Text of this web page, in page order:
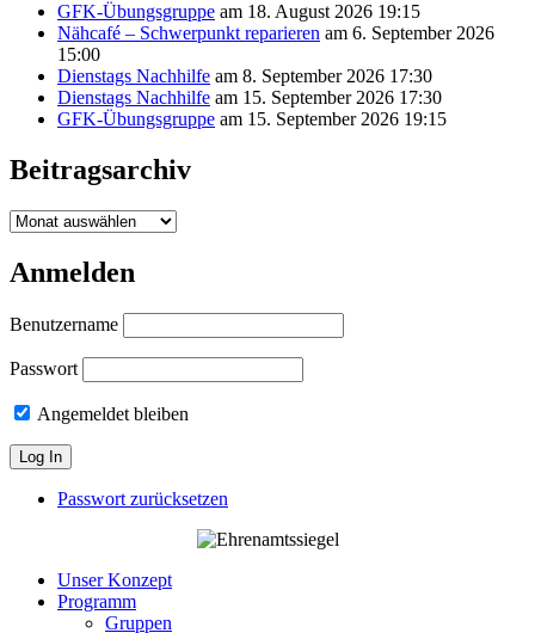
GFK-Übungsgruppe am 18. August 2026 19:15
Nähcafé – Schwerpunkt reparieren am 6. September 2026
15:00
Dienstags Nachhilfe am 8. September 2026 17:30
Dienstags Nachhilfe am 15. September 2026 17:30
GFK-Übungsgruppe am 15. September 2026 19:15
Beitragsarchiv
Beitragsarchiv
Anmelden
Benutzername
Passwort
Angemeldet bleiben
Passwort zurücksetzen
Unser Konzept
Programm
Gruppen